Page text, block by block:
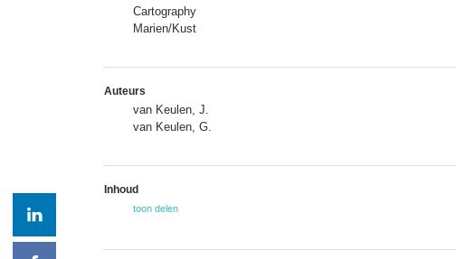
Cartography
Marien/Kust
Auteurs
van Keulen, J.
van Keulen, G.
Inhoud
toon delen